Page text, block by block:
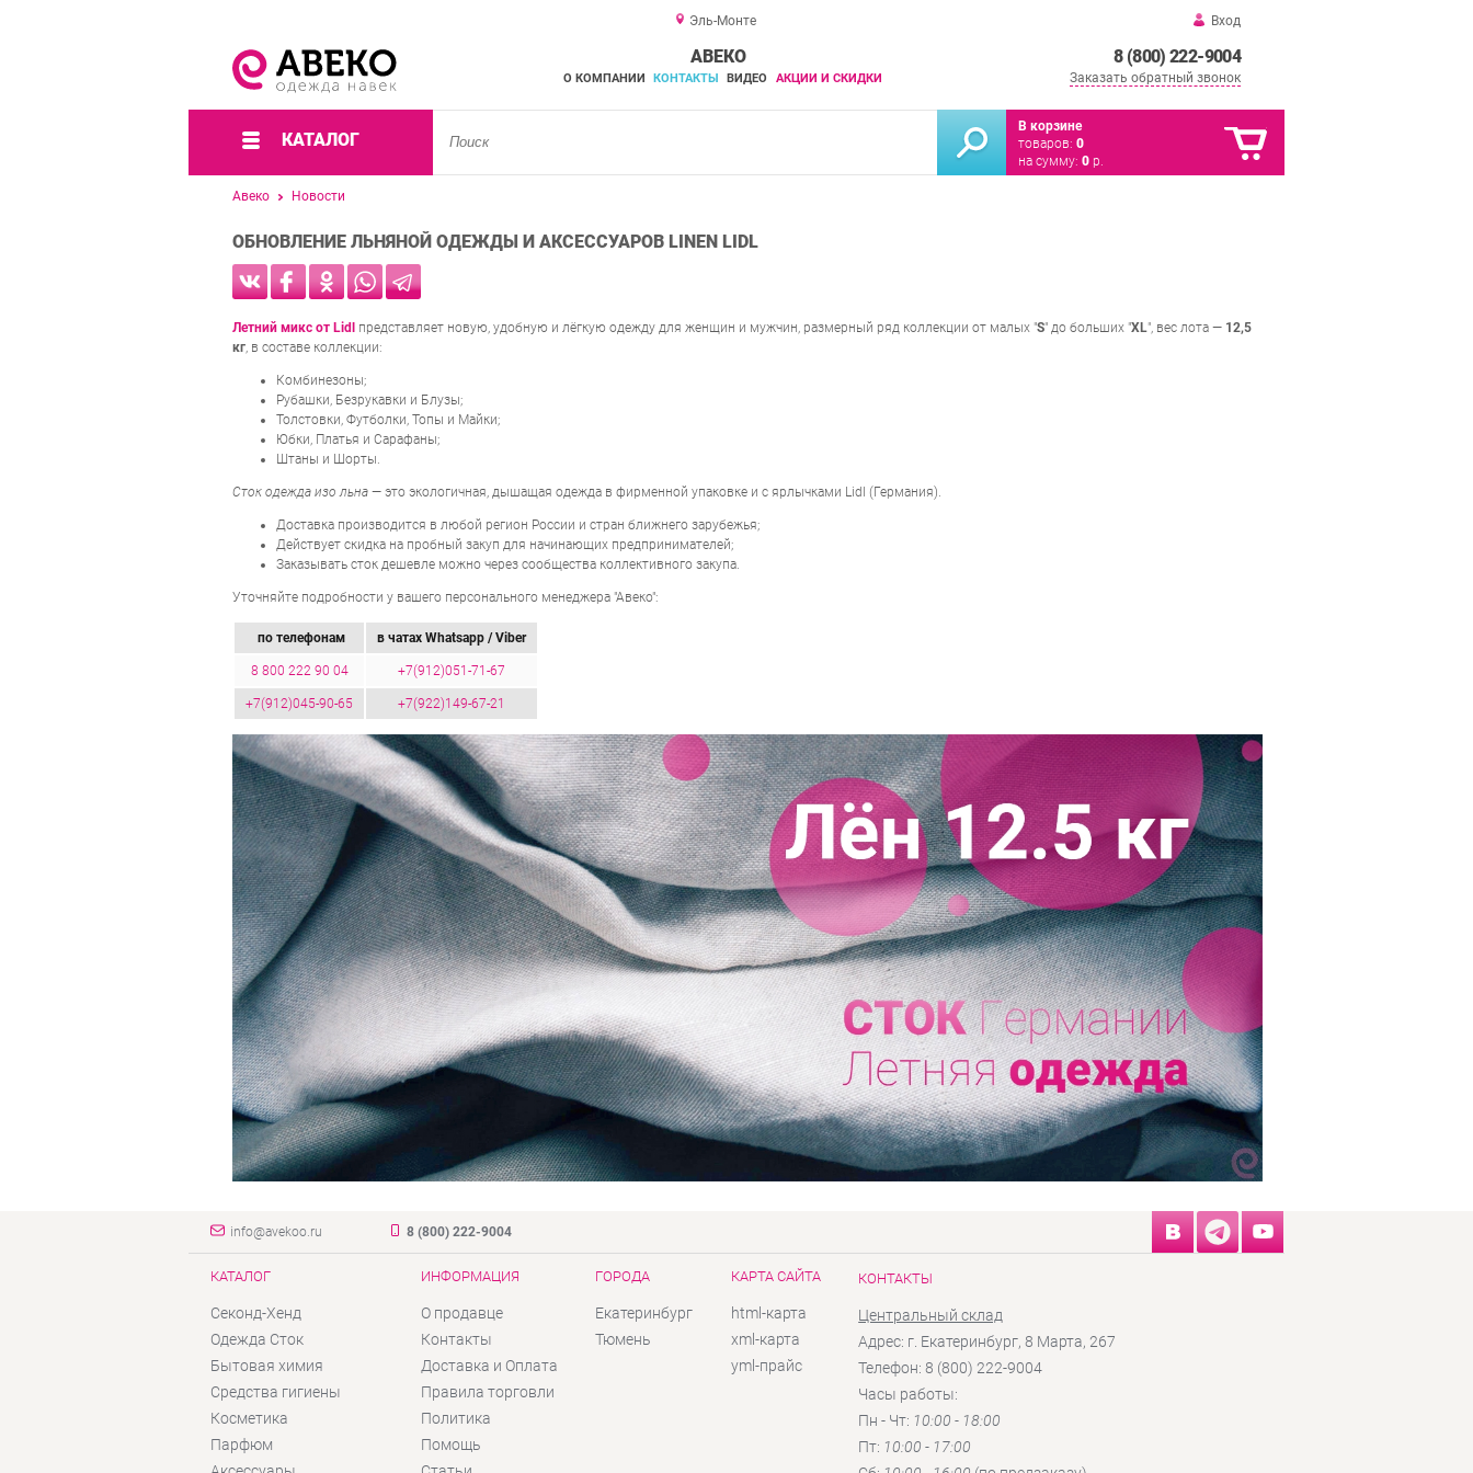
Эль-Монте Вход
8 (800) 222-9004
Заказать обратный звонок
АВЕКО
О КОМПАНИИ КОНТАКТЫ ВИДЕО АКЦИИ И СКИДКИ
КАТАЛОГ
В корзине
товаров: 0
на сумму: 0 р.
Авеко Новости
ОБНОВЛЕНИЕ ЛЬНЯНОЙ ОДЕЖДЫ И АКСЕССУАРОВ LINEN LIDL
Летний микс от Lidl представляет новую, удобную и лёгкую одежду для женщин и мужчин, размерный ряд коллекции от малых "S" до больших "XL", вес лота — 12,5
кг, в составе коллекции:
Комбинезоны;
Рубашки, Безрукавки и Блузы;
Толстовки, Футболки, Топы и Майки;
Юбки, Платья и Сарафаны;
Штаны и Шорты.
Сток одежда изо льна — это экологичная, дышащая одежда в фирменной упаковке и с ярлычками Lidl (Германия).
Доставка производится в любой регион России и стран ближнего зарубежья;
Действует скидка на пробный закуп для начинающих предпринимателей;
Заказывать сток дешевле можно через сообщества коллективного закупа.
Уточняйте подробности у вашего персонального менеджера "Авеко":
по телефонам в чатах Whatsapp / Viber
8 800 222 90 04 +7(912)051-71-67
+7(912)045-90-65 +7(922)149-67-21
info@avekoo.ru 8 (800) 222-9004
КАТАЛОГ
Секонд-Хенд
Одежда Сток
Бытовая химия
Средства гигиены
Косметика
Парфюм
ИНФОРМАЦИЯ
О продавце
Контакты
Доставка и Оплата
Правила торговли
Политика
Помощь
ГОРОДА
Екатеринбург
Тюмень
КАРТА САЙТА
html-карта
xml-карта
yml-прайс
КОНТАКТЫ
Центральный склад
Адрес: г. Екатеринбург, 8 Марта, 267
Телефон: 8 (800) 222-9004
Часы работы:
Пн - Чт: 10:00 - 18:00
Пт: 10:00 - 17:00